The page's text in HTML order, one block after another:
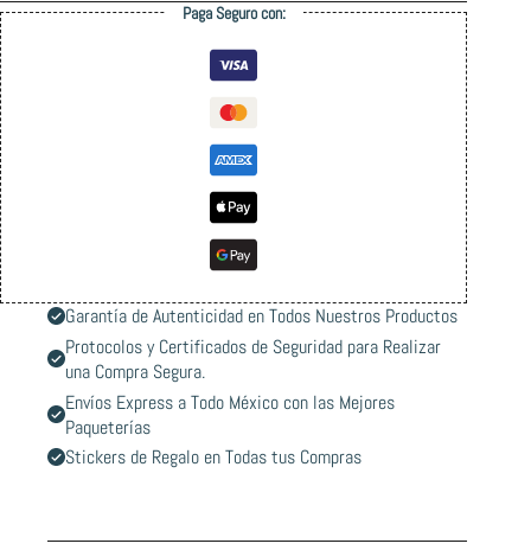
Paga Seguro con:
Garantía de Autenticidad en Todos Nuestros Productos
Protocolos y Certificados de Seguridad para Realizar
una Compra Segura.
Envíos Express a Todo México con las Mejores
Paqueterías
Stickers de Regalo en Todas tus Compras